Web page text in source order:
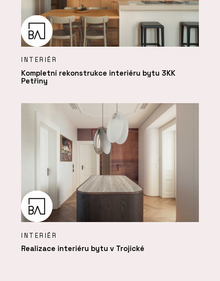
INTERIÉR
Kompletní rekonstrukce interiéru bytu 3KK
Petřiny
INTERIÉR
Realizace interiéru bytu v Trojické